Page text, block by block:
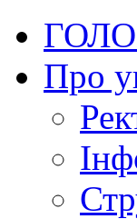
Про